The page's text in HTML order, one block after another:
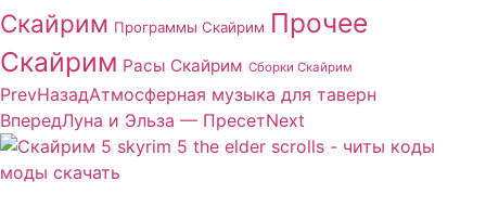
Скайрим Программы Скайрим Прочее
Скайрим Расы Скайрим Сборки Скайрим
PrevНазадАтмосферная музыка для таверн
ВпередЛуна и Эльза — ПресетNext